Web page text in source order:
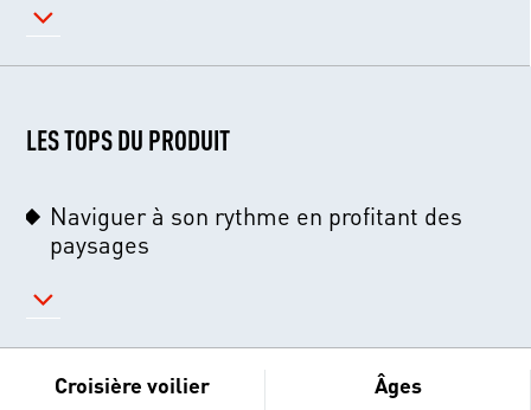
LES TOPS DU PRODUIT
Naviguer à son rythme en profitant des
paysages
Croisière voilier Âges